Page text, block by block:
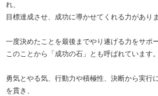
れ、
目標達成させ、成功に導かせてくれる力がありま
一度決めたことを最後までやり遂げる力をサポ
このことから「成功の石」とも呼ばれています。
勇気とやる気、行動力や積極性、決断から実行
を貫き、